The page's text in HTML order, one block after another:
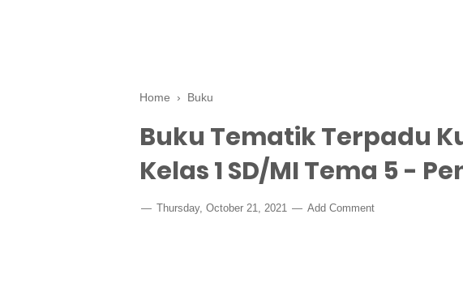
Home › Buku
Buku Tematik Terpadu
Kelas 1 SD/MI Tema 5 -
Thursday, October 21, 2021 Add Comment